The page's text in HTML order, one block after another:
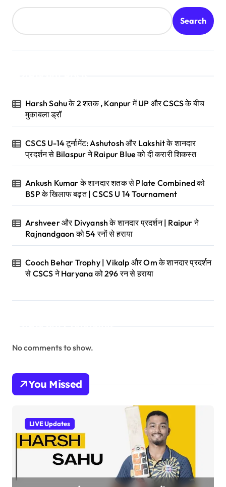
t
s
n
v
g
a
i
o
n
Search
Harsh Sahu के 2 शतक , Kanpur में UP और CSCS के बीच
मुकाबला ड्रॉ
CSCS U-14 टूर्नामेंट: Ashutosh और Lakshit के शानदार
प्रदर्शन से Bilaspur ने Raipur Blue को दी करारी शिकस्त
Ankush Kumar के शानदार शतक से Plate Combined को
BSP के खिलाफ बढ़त | CSCS U 14 Tournament
Arshveer और Divyansh के शानदार प्रदर्शन | Raipur ने
Rajnandgaon को 54 रनों से हराया
Cooch Behar Trophy | Vikalp और Om के शानदार प्रदर्शन
से CSCS ने Haryana को 296 रन से हराया
No comments to show.
You Missed
LIVE Updates